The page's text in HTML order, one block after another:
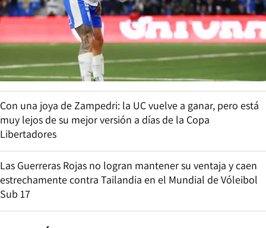
Con una joya de Zampedri: la UC vuelve a ganar, pero está
muy lejos de su mejor versión a días de la Copa
Libertadores
Las Guerreras Rojas no logran mantener su ventaja y caen
estrechamente contra Tailandia en el Mundial de Vóleibol
Sub 17